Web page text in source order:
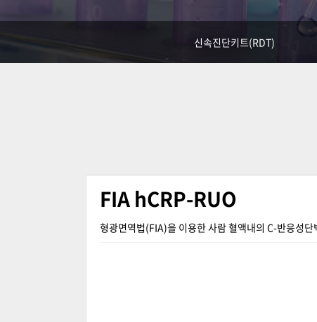
신속진단키트(RDT)
FIA hCRP-RUO
형광면역법(FIA)을 이용한 사람 혈액내의 C-반응성